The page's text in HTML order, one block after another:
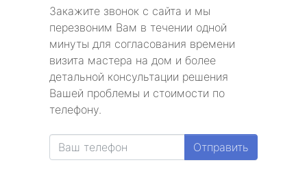
Закажите звонок с сайта и мы
перезвоним Вам в течении одной
минуты для согласования времени
визита мастера на дом и более
детальной консультации решения
Вашей проблемы и стоимости по
телефону.
Отправить